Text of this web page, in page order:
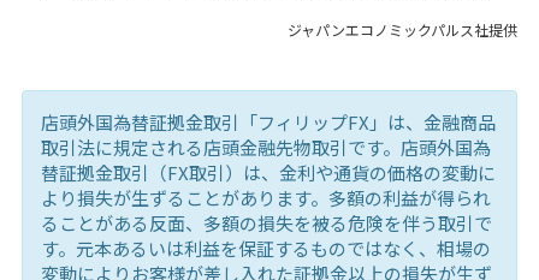
ジャパンエコノミックパルス社提供
店頭外国為替証拠金取引「フィリップFX」は、金融商品
取引法に規定される店頭金融先物取引です。店頭外国為
替証拠金取引（FX取引）は、金利や通貨の価格の変動に
より損失が生ずることがあります。多額の利益が得られ
ることがある反面、多額の損失を被る危険を伴う取引で
す。元本あるいは利益を保証するものではなく、相場の
変動によりお客様が差し入れた証拠金以上の損失が生ず